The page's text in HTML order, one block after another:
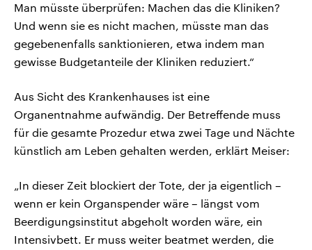
Man müsste überprüfen: Machen das die Kliniken?
Und wenn sie es nicht machen, müsste man das
gegebenenfalls sanktionieren, etwa indem man
gewisse Budgetanteile der Kliniken reduziert.“
Aus Sicht des Krankenhauses ist eine
Organentnahme aufwändig. Der Betreffende muss
für die gesamte Prozedur etwa zwei Tage und Nächte
künstlich am Leben gehalten werden, erklärt Meiser:
„In dieser Zeit blockiert der Tote, der ja eigentlich –
wenn er kein Organspender wäre – längst vom
Beerdigungsinstitut abgeholt worden wäre, ein
Intensivbett. Er muss weiter beatmet werden, die